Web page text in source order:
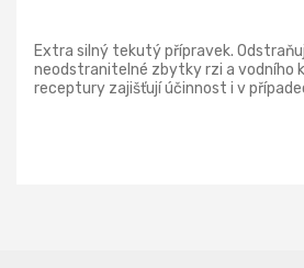
Extra silný tekutý přípravek.
neodstranitelné zbytky rzi a vodního
receptury zajišťují účinnost i v